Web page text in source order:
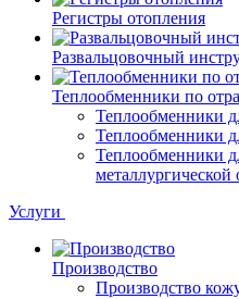
Регистры отопления
Развальцовочный
Теплообменники по
Теплообменники
Теплообменники
Теплообменники
металлургической
Услуги
Производство
Производство